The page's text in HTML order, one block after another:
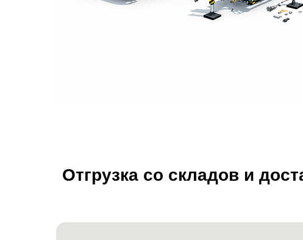
Отгрузка со складов и